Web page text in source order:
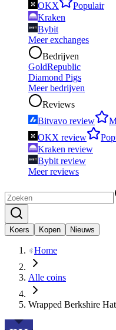
OKX
Populair
Kraken
Bybit
Meer exchanges
Bedrijven
GoldRepublic
Diamond Pigs
Meer bedrijven
Reviews
Bitvavo review
OKX review
Kraken review
Bybit review
Meer reviews
Koers Kopen Nieuws
Home
Alle coins
Wrapped Berkshire